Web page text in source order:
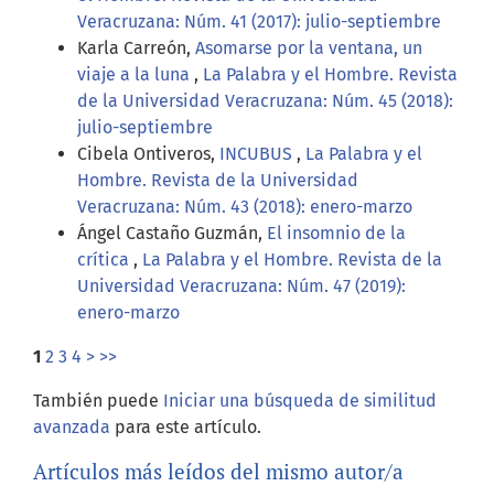
Veracruzana: Núm. 41 (2017): julio-septiembre
Karla Carreón, Asomarse por la ventana, un
viaje a la luna , La Palabra y el Hombre. Revista
de la Universidad Veracruzana: Núm. 45 (2018):
julio-septiembre
Cibela Ontiveros, INCUBUS , La Palabra y el
Hombre. Revista de la Universidad
Veracruzana: Núm. 43 (2018): enero-marzo
Ángel Castaño Guzmán, El insomnio de la
crítica , La Palabra y el Hombre. Revista de la
Universidad Veracruzana: Núm. 47 (2019):
enero-marzo
1 2 3 4 > >>
También puede Iniciar una búsqueda de similitud
avanzada para este artículo.
Artículos más leídos del mismo autor/a